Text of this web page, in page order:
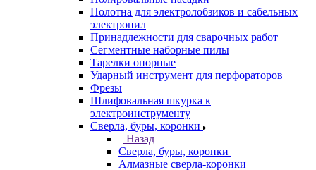
Полотна для электролобзиков и сабельных
электропил
Принадлежности для сварочных работ
Сегментные наборные пилы
Тарелки опорные
Ударный инструмент для перфораторов
Фрезы
Шлифовальная шкурка к
электроинструменту
Сверла, буры, коронки
Назад
Сверла, буры, коронки
Алмазные сверла-коронки